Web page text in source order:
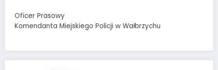
Oficer Prasowy
Komendanta Miejskiego Policji w Wałbrzychu